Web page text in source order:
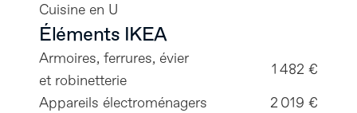
Cuisine en U
Éléments IKEA
Armoires, ferrures, évier
et robinetterie
1 482 €
Appareils électroménagers
2 019 €